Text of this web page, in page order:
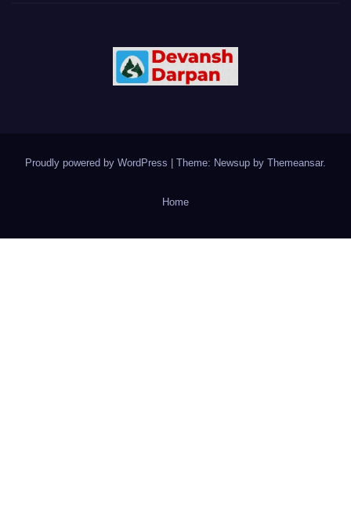
Proudly powered by WordPress Theme: Newsup by Themeansar.
Home